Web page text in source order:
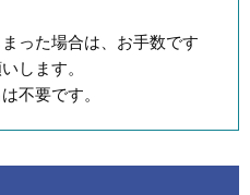
った場合は、お手数です
します。
不要です。